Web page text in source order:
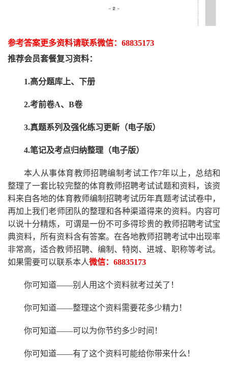
参考答案更多资料请联系微信： 68835173
推荐会员套餐复习资料：
1.高分题库上、下册
2.考前卷A、B卷
3.真题系列及强化练习更新（电子版）
4.笔记及考点归纳整理（电子版）
本人从事体育教师招聘编制考试工作7年以上，总结和
整理了一套比较完整的体育教师招聘考试试题和资料，该资
料来自各地的体育教师编制招聘考试历年真题考试试卷中，
再加上我们老师 团队的整理和各种渠道得来的资料。内容可
以说十分精炼，可谓是一份不可多得珍贵的教师招聘考试宝
典资料，所有资料含有答案。在各地教师招聘考试中出现率
非常高，适合教师招聘、编制、特岗、进城、职称等考试。
如果需要可以联系本人微信： 68835173
你可知道——别人用这个资料就考过关了！
你可知道——整理这个资料需要花多少精力 ！
你可知道——可以为你节约多少时间！
你可知道——有了这个资料可能给你带来什么！